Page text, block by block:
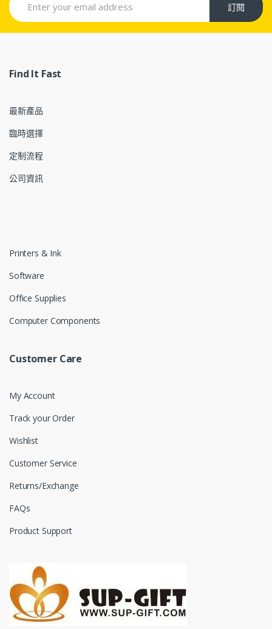
訂閱
Find It Fast
最新產品
臨時選擇
定制流程
公司資訊
Printers & Ink
Software
Office Supplies
Computer Components
Customer Care
My Account
Track your Order
Wishlist
Customer Service
Returns/Exchange
FAQs
Product Support